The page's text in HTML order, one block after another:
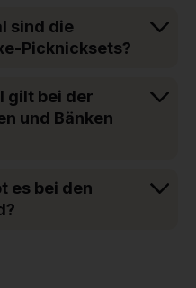
sind die
Picknicksets?
gilt bei der
und Bänken
es bei den